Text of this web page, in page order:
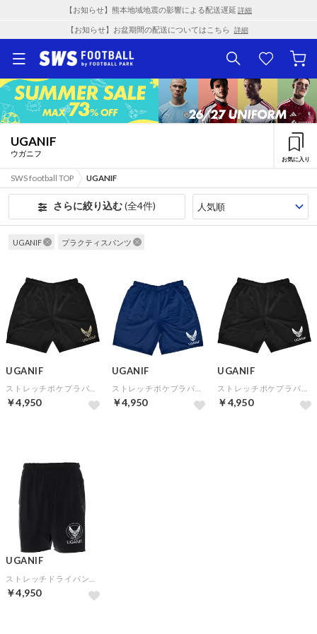
【お知らせ】熊本地域地震の影響による配送遅延 詳細
【お知らせ】お盆期間の配送についてはこちら 詳細
UGANIF
ウガニフ
お気に入り
SWS football TOP UGANIF
さらに絞り込む(全4件)
UGANIF プラクティスパンツ
UGANIF
￥4,950
UGANIF
￥4,950
UGANIF
￥4,950
UGANIF
￥4,950